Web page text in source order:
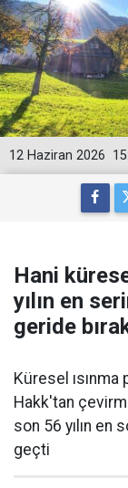
12 Haziran 2026
Hani
yılın en
geride
Küresel ısınma
Hakk'tan
son 56 yılın en
geçti